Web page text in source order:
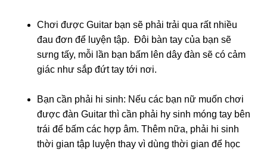
Chơi được Guitar bạn sẽ phải trải qua rất nhiều
đau đơn để luyện tập. Đôi bàn tay của bạn sẽ
sưng tấy, mỗi lần bạn bấm lên dây đàn sẽ có cảm
giác như sắp đứt tay tới nơi.
Bạn cần phải hi sinh: Nếu các bạn nữ muốn chơi
được đàn Guitar thì cần phải hy sinh móng tay bên
trái để bấm các hợp âm. Thêm nữa, phải hi sinh
thời gian tập luyện thay vì dùng thời gian để học